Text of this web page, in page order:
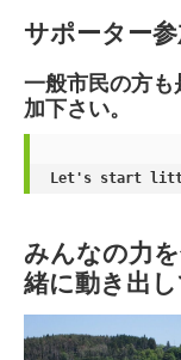
サポーター
一般市民の方
加下さい。
Let's start
みんなの力
緒に動き出